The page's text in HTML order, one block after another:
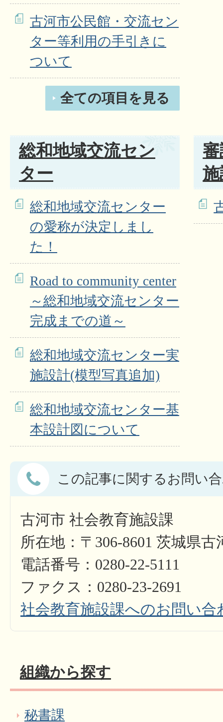
古河市公民館・交流セン
ター等利用の手引きに
ついて
全ての項目を見る
総和地域交流セン
ター
総和地域交流センター
の愛称が決定しまし
た！
Road to community center
～総和地域交流センター
完成までの道～
総和地域交流センター実
施設計(模型写真追加)
総和地域交流センター基
本設計図について
この記事に関するお問い
古河市 社会教育施設課
所在地：〒306-8601 茨城県
電話番号：0280-22-5111
ファクス：0280-23-2691
社会教育施設課へのお問い合
組織から探す
秘書課